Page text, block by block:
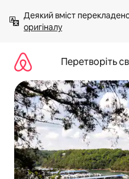
вмісту
Деякий вміст
оригіналу
Перетворіть